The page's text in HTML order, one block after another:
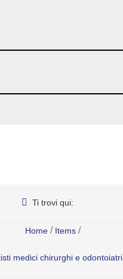
Ti trovi qui:
Home / Items /
medici chirurghi e odontoiatri